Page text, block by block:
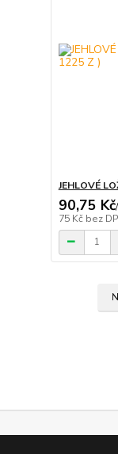
JEHLOVÉ
90,75 Kč/
75 Kč bez